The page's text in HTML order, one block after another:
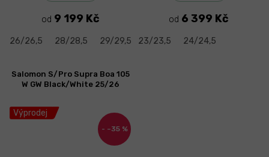
od 9 199 Kč
26/26,5 28/28,5 29/29,5 30/30,5
od 6 399 Kč
23/23,5 24/24,5
Výprodej
–35 %
Salomon S/Pro Supra Boa 105
W GW Black/White 25/26